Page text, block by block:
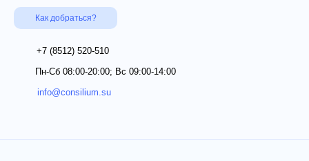
Как добраться?
+7 (8512) 520-510
Пн-Сб 08:00-20:00; Вс 09:00-14:00
info@consilium.su